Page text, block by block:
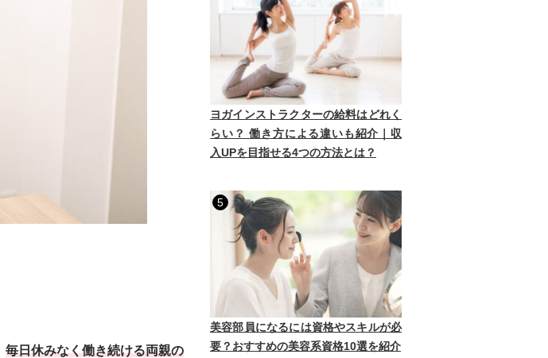
毎日休みなく働き続ける両親の
ヨガインストラクターの給料はどれく
らい？ 働き方による違いも紹介｜収
入UPを目指せる4つの方法とは？
5
美容部員になるには資格やスキルが必
要？おすすめの美容系資格10選を紹介